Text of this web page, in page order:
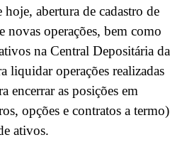
abertura de cadastro de
novas operações, bem como
na Central Depositária da
liquidar operações realizadas
encerrar as posições em
opções e contratos a termo)
ativos.